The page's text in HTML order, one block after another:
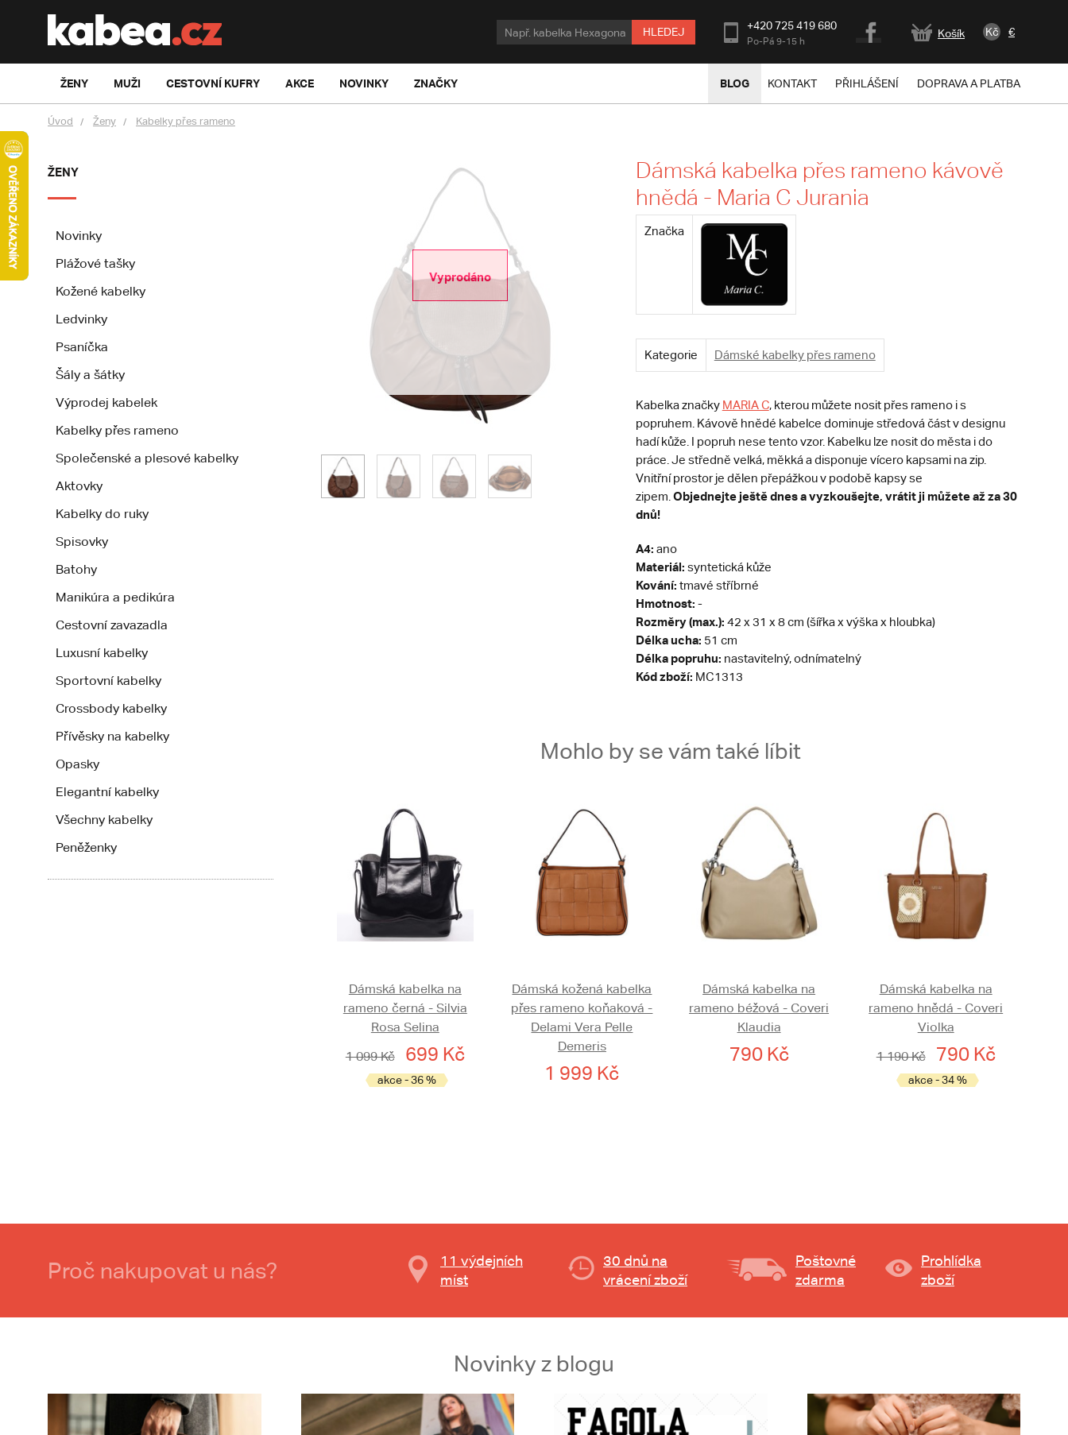
HLEDEJ +420 725 419 680
Po-Pá 9-15 h
Košík Kč €
ŽENY MUŽI CESTOVNÍ KUFRY AKCE NOVINKY ZNAČKY BLOG KONTAKT PŘIHLÁŠENÍ DOPRAVA A PLATBA
Úvod Ženy Kabelky přes rameno
ŽENY
Novinky
Plážové tašky
Kožené kabelky
Ledvinky
Psaníčka
Šály a šátky
Výprodej kabelek
Kabelky přes rameno
Společenské a plesové kabelky
Aktovky
Kabelky do ruky
Spisovky
Batohy
Manikúra a pedikúra
Cestovní zavazadla
Luxusní kabelky
Sportovní kabelky
Crossbody kabelky
Přívěsky na kabelky
Opasky
Elegantní kabelky
Všechny kabelky
Peněženky
Vyprodáno
Dámská kabelka přes rameno kávově
hnědá - Maria C Jurania
Značka
Kategorie Dámské kabelky přes rameno
Kabelka značky MARIA C, kterou můžete nosit přes rameno i s
popruhem. Kávově hnědé kabelce dominuje středová část v designu
hadí kůže. I popruh nese tento vzor. Kabelku lze nosit do města i do
práce. Je středně velká, měkká a disponuje vícero kapsami na zip.
Vnitřní prostor je dělen přepážkou v podobě kapsy se
zipem. Objednejte ještě dnes a vyzkoušejte, vrátit ji můžete až za 30
dnů!
A4: ano
Materiál: syntetická kůže
Kování: tmavé stříbrné
Hmotnost: -
Rozměry (max.): 42 x 31 x 8 cm (šířka x výška x hloubka)
Délka ucha: 51 cm
Délka popruhu: nastavitelný, odnímatelný
Kód zboží: MC1313
Mohlo by se vám také líbit
Dámská kabelka na
rameno černá - Silvia
Rosa Selina
1 099 Kč
699 Kč
akce - 36 %
Dámská kožená kabelka
přes rameno koňaková -
Delami Vera Pelle
Demeris
1 999 Kč
Dámská kabelka na
rameno béžová - Coveri
Klaudia
790 Kč
Dámská kabelka na
rameno hnědá - Coveri
Violka
1 190 Kč
790 Kč
akce - 34 %
Proč nakupovat u nás?
11 výdejních
míst
30 dnů na
vrácení zboží
Poštovné
zdarma
Prohlídka
zboží
Novinky z blogu